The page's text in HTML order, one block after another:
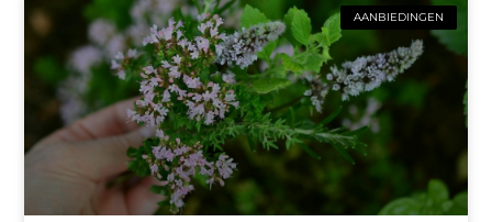
AANBIEDINGEN